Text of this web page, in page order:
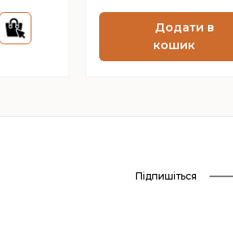
Додати в
кошик
Підпишіться